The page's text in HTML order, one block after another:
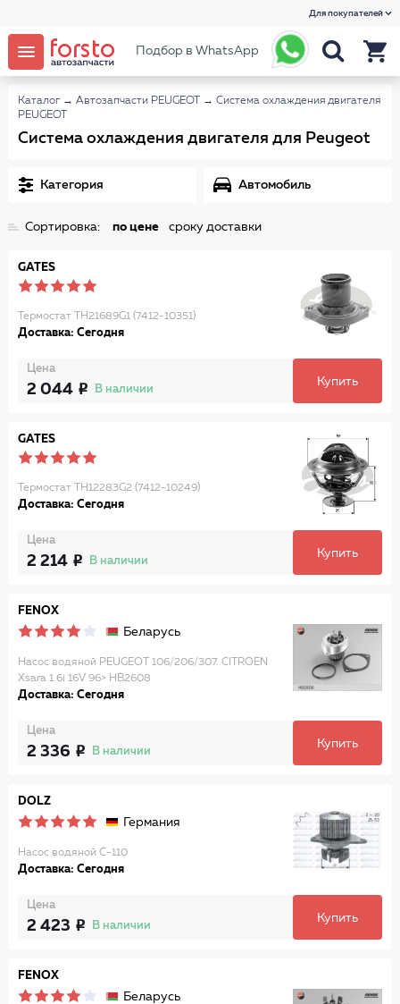
Для покупателей
Подбор в WhatsApp
Каталог → Автозапчасти PEUGEOT → Система охлаждения двигателя
PEUGEOT
Система охлаждения двигателя для Peugeot
Категория Автомобиль
Сортировка: по цене сроку доставки
GATES
Термостат TH21689G1 (7412-10351)
Доставка: Сегодня
Цена
2 044 В наличии
Купить
GATES
Термостат TH12283G2 (7412-10249)
Доставка: Сегодня
Цена
2 214 В наличии
Купить
FENOX
Беларусь
Насос водяной PEUGEOT 106/206/307. CITROEN
Xsara 1.6i 16V 96> HB2608
Доставка: Сегодня
Цена
2 336 В наличии
Купить
DOLZ
Германия
Насос водяной C-110
Доставка: Сегодня
Цена
2 423 В наличии
Купить
FENOX
Беларусь